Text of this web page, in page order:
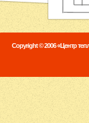
Copyright © 2006 «Центр